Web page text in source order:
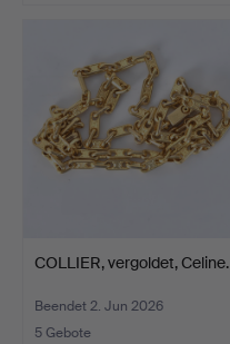
COLLIER, vergoldet, Celine.
Beendet 2. Jun 2026
5 Gebote